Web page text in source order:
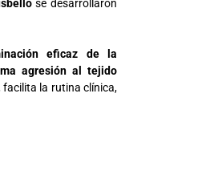
se desarrollaron
eficaz de la
agresión al tejido
facilita la rutina clínica,